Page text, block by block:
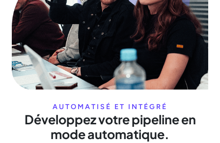
AUTOMATISÉ ET INTÉGRÉ
Développez votre pipeline en
mode automatique.